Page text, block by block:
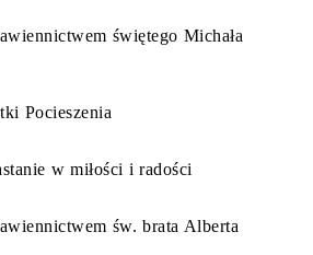
świętego Michała
Pocieszenia
w miłości i radości
św. brata Alberta